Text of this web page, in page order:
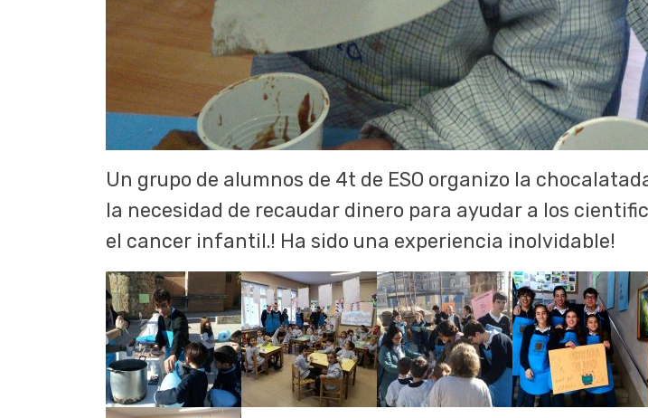
Un grupo de alumnos de 4t de ESO organizo la
la necesidad de recaudar dinero para ayudar a los
el cancer infantil.! Ha sido una experiencia inolvidable!